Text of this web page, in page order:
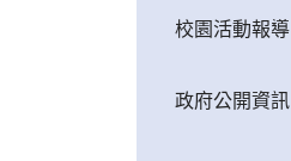
校園活動報導
政府公開資訊